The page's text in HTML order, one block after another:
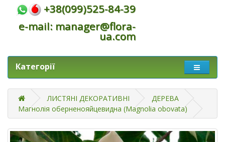
+38(099)525-84-39
e-mail: manager@flora-
ua.com
Категорії
ЛИСТЯНІ ДЕКОРАТИВНІ
ДЕРЕВА
Магнолія оберненояйцевидна (Magnolia obovata)